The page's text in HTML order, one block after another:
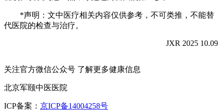
*声明：文中医疗相关内容仅供参考，不可类推，不能替
代医院的检查与治疗。
JXR 2025 10.09
关注官方微信公众号 了解更多健康信息
北京军颐中医医院
ICP备案： 京ICP备14004258号